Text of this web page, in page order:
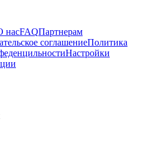
насFAQПартнерам
соглашениеПолитика
Настройки